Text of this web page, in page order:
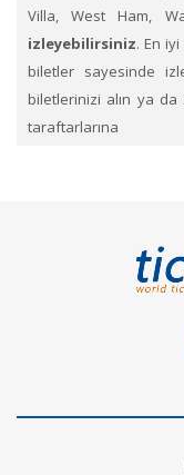
Villa, West Ham,
izleyebilirsiniz. En
biletler sayesinde
biletlerinizi alın ya da
istediğiniz etkinlik
oturma planları ve
2.Size sunulan